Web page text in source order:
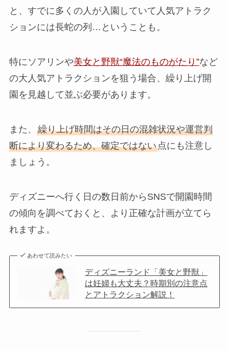
と、すでに多くの人が入園していて人気アトラク
ションには長蛇の列…ということも。
特にソアリンや美女と野獣“魔法のものがたり”など
の大人気アトラクションを狙う場合、繰り上げ開
園を見越して並ぶ必要があります。
また、 繰り上げ時間はその日の混雑状況や運営判
断により変わるため、確定ではない点にも注意し
ましょう。
ディズニーへ行く日の数日前からSNSで開園時間
の傾向を調べておくと、より正確な計画が立てら
れますよ。
あわせて読みたい
ディズニーランド「美女と野獣」
は妊婦も大丈夫？時期別の注意点
とアトラクション解説！